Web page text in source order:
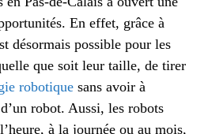
En effet, grâce à
désormais possible pour les
que soit leur taille, de tirer
robotique sans avoir à
robot. Aussi, les robots
à la journée ou au mois,